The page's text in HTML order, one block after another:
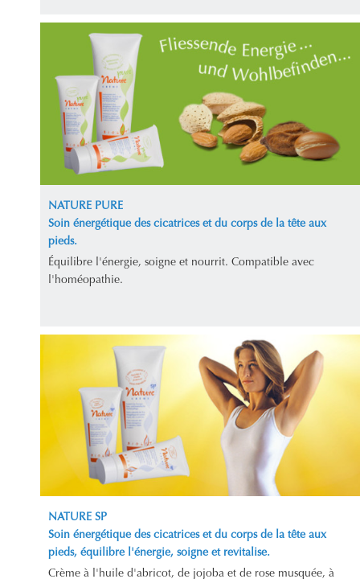
NATURE PURE
Soin énergétique des cicatrices et du corps de la tête aux
pieds.
Équilibre l'énergie, soigne et nourrit. Compatible avec
l'homéopathie.
NATURE SP
Soin énergétique des cicatrices et du corps de la tête aux
pieds, équilibre l'énergie, soigne et revitalise.
Crème à l'huile d'abricot, de jojoba et de rose musquée, à